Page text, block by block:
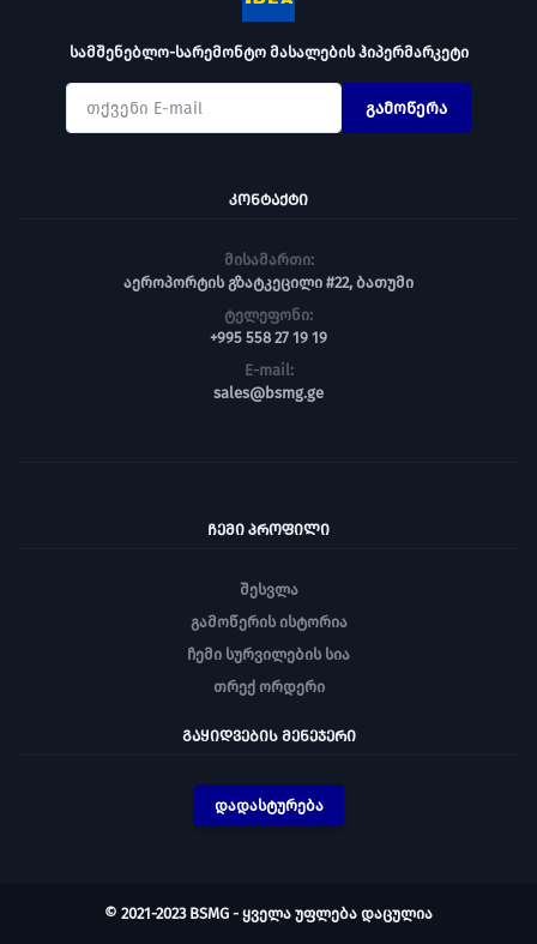
სამშენებლო-სარემონტო მასალების ჰიპერმარკეტი
გამოწერა
ᲙᲝᲜᲢᲐᲥᲢᲘ
მისამართი:
აეროპორტის გზატკეცილი #22, ბათუმი
ტელეფონი:
+995 558 27 19 19
E-mail:
sales@bsmg.ge
ᲩᲔᲛᲘ ᲞᲠᲝᲤᲘᲚᲘ
შესვლა
გამოწერის ისტორია
ჩემი სურვილების სია
თრექ ორდერი
ᲒᲐᲧᲘᲓᲕᲔᲑᲘᲡ ᲛᲔᲜᲔᲯᲔᲠᲘ
დადასტურება
© 2021-2023 BSMG - ყველა უფლება დაცულია